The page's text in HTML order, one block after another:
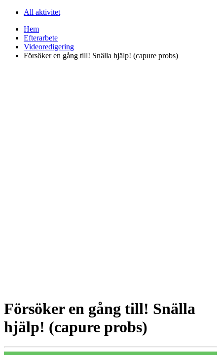
All aktivitet
Hem
Efterarbete
Videoredigering
Försöker en gång till! Snälla hjälp! (capure probs)
Försöker en gång till! Snälla
hjälp! (capure probs)